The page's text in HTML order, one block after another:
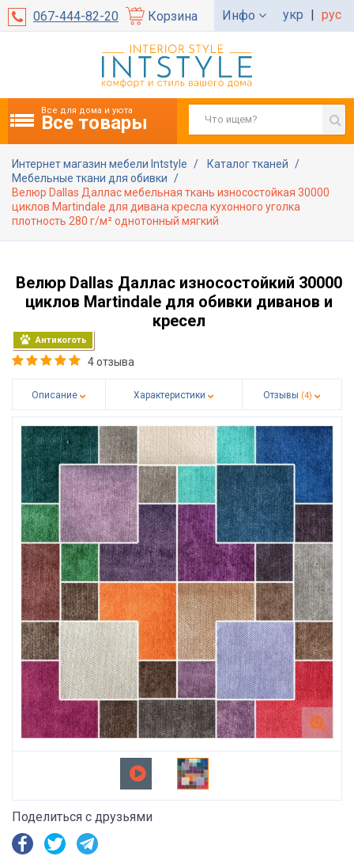
067-444-82-20 Корзина Инфо укр | рус
Все для дома и уюта
Все товары
Интернет магазин мебели Intstyle
Каталог тканей
Мебельные ткани для обивки
Велюр Dallas Даллас мебельная ткань износостойкая 30000
циклов Martindale для дивана кресла кухонного уголка
плотность 280 г/м² однотонный мягкий
Велюр Dallas Даллас износостойкий 30000
циклов Martindale для обивки диванов и
кресел
Антикоготь
4 отзыва
Описание Характеристики Отзывы (4)
Поделиться с друзьями